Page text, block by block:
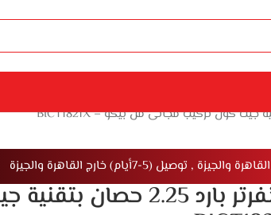
بيكو تكييف انفرتر بارد